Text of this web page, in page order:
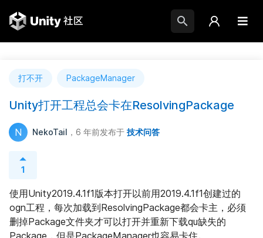
打不开 PackageManager
Unity打开工程总会卡在ResolvingPackage
N NekoTail ，6 年前发布于 技术问答
1
使用Unity2019.4.1f1版本打开以前用2019.4.1f1创建过的
ogn工程，每次加载到ResolvingPackage都会卡主，必须
删掉Package文件夹才可以打开并重新下载qu缺失的
Package，但是PackageManager也容易卡住。